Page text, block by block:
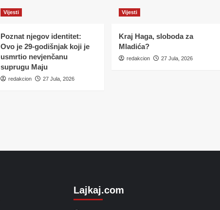
Vijesti
Poznat njegov identitet:
Ovo je 29-godišnjak koji je
usmrtio nevjenčanu
suprugu Maju
redakcion 27 Jula, 2026
Vijesti
Kraj Haga, sloboda za
Mladića?
redakcion 27 Jula, 2026
Lajkaj.com